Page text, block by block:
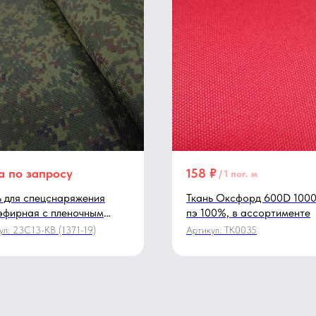
для спецснаряжения
с пленочным
покрытием,
23С13-КВ (1371-19)
по запросу
Ткань Оксфорд 600D
пэ 100%, в ассортименте
Артикул: TK0035
158 ₽ /1 пог. м